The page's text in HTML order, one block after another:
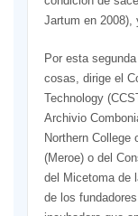
Jartum en 2008),
Por esta
cosas, dirige el
Technology
Archivio
Northern College
(Meroe) o del
del Micetoma de
de los